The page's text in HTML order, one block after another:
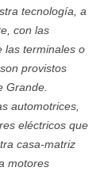
tecnología, a
con las
las terminales o
provistos
Grande.
automotrices,
eléctricos que
casa-matriz
motores